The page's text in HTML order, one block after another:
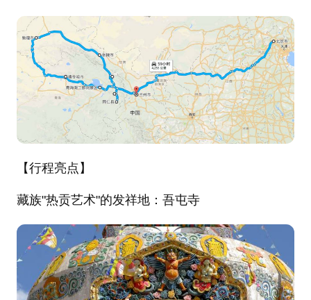
【行程亮点】
藏族"热贡艺术"的发祥地：吾屯寺